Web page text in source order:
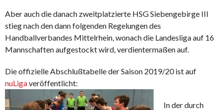
Aber auch die danach zweitplatzierte HSG Siebengebirge III
stieg nach den dann folgenden Regelungen des
Handballverbandes Mittelrhein, wonach die Landesliga auf 16
Mannschaften aufgestockt wird, verdientermaßen auf.
Die offizielle Abschlußtabelle der Saison 2019/20 ist auf
nuLigaveröffentlicht:
In der durch